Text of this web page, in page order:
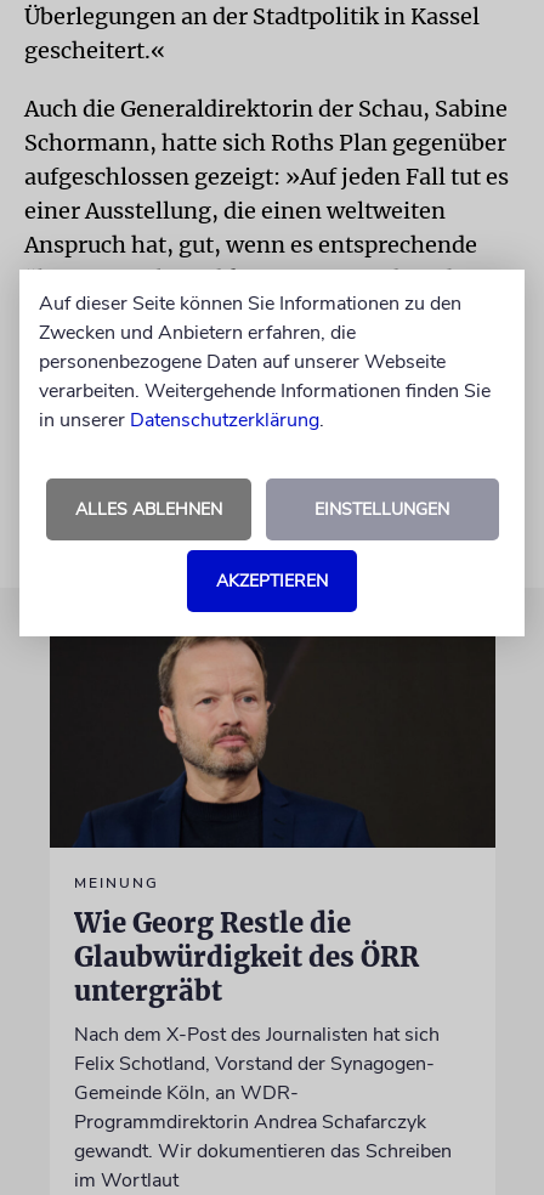
Überlegungen an der Stadtpolitik in Kassel
gescheitert.«
Auch die Generaldirektorin der Schau, Sabine
Schormann, hatte sich Roths Plan gegenüber
aufgeschlossen gezeigt: »Auf jeden Fall tut es
einer Ausstellung, die einen weltweiten
Anspruch hat, gut, wenn es entsprechende
überregionale Fachkompetenz auch in den
Aufsichtsgremien gibt«, hatte sie erklärt. Ob
das durch den Bund oder andere Fachexperten
ausgeführt werde, sei dabei zweitrangig.
»Aber eine Unterstützung von dieser Seite ist
MEINUNG
Wie Georg Restle die
Glaubwürdigkeit des ÖRR
untergräbt
Nach dem X-Post des Journalisten hat sich
Felix Schotland, Vorstand der Synagogen-
Gemeinde Köln, an WDR-
Programmdirektorin Andrea Schafarczyk
gewandt. Wir dokumentieren das Schreiben
im Wortlaut
Auf dieser Seite können Sie Informationen zu den
Zwecken und Anbietern erfahren, die
personenbezogene Daten auf unserer Webseite
verarbeiten. Weitergehende Informationen finden Sie
in unserer Datenschutzerklärung.
ALLES ABLEHNEN EINSTELLUNGEN
AKZEPTIEREN